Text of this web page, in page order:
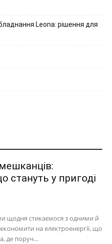
Leona: рішення для
стануть у пригоді
щодня стикаємося з одними й
на електроенергії, що
де поруч...